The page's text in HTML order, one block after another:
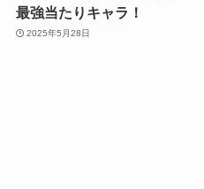
最強当たりキャラ！
2025年5月28日